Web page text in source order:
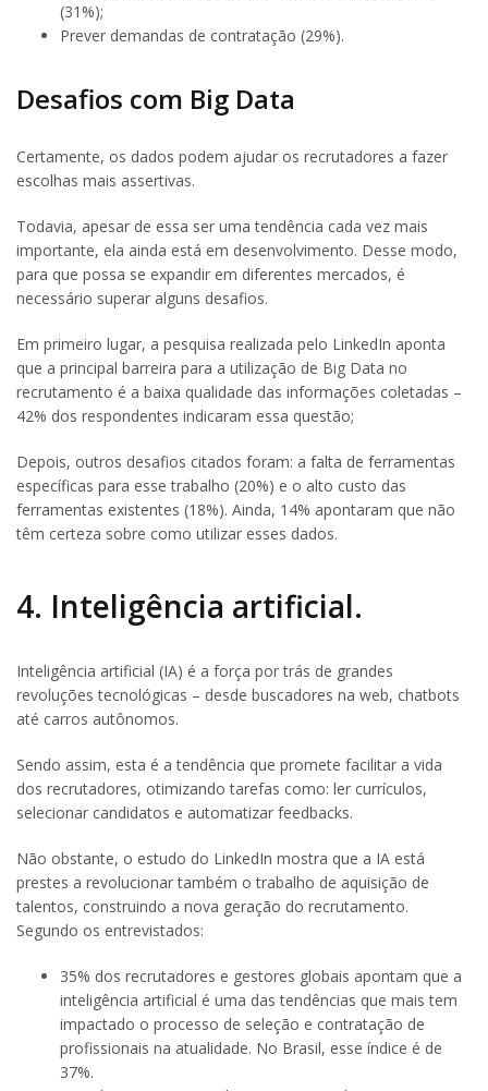
(31%);
Prever demandas de contratação (29%).
Desafios com Big Data
Certamente, os dados podem ajudar os recrutadores a fazer
escolhas mais assertivas.
Todavia, apesar de essa ser uma tendência cada vez mais
importante, ela ainda está em desenvolvimento. Desse modo,
para que possa se expandir em diferentes mercados, é
necessário superar alguns desafios.
Em primeiro lugar, a pesquisa realizada pelo LinkedIn aponta
que a principal barreira para a utilização de Big Data no
recrutamento é a baixa qualidade das informações coletadas –
42% dos respondentes indicaram essa questão;
Depois, outros desafios citados foram: a falta de ferramentas
específicas para esse trabalho (20%) e o alto custo das
ferramentas existentes (18%). Ainda, 14% apontaram que não
têm certeza sobre como utilizar esses dados.
4. Inteligência artificial.
Inteligência artificial (IA) é a força por trás de grandes
revoluções tecnológicas – desde buscadores na web, chatbots
até carros autônomos.
Sendo assim, esta é a tendência que promete facilitar a vida
dos recrutadores, otimizando tarefas como: ler currículos,
selecionar candidatos e automatizar feedbacks.
Não obstante, o estudo do LinkedIn mostra que a IA está
prestes a revolucionar também o trabalho de aquisição de
talentos, construindo a nova geração do recrutamento.
Segundo os entrevistados:
35% dos recrutadores e gestores globais apontam que a
inteligência artificial é uma das tendências que mais tem
impactado o processo de seleção e contratação de
profissionais na atualidade. No Brasil, esse índice é de
37%.